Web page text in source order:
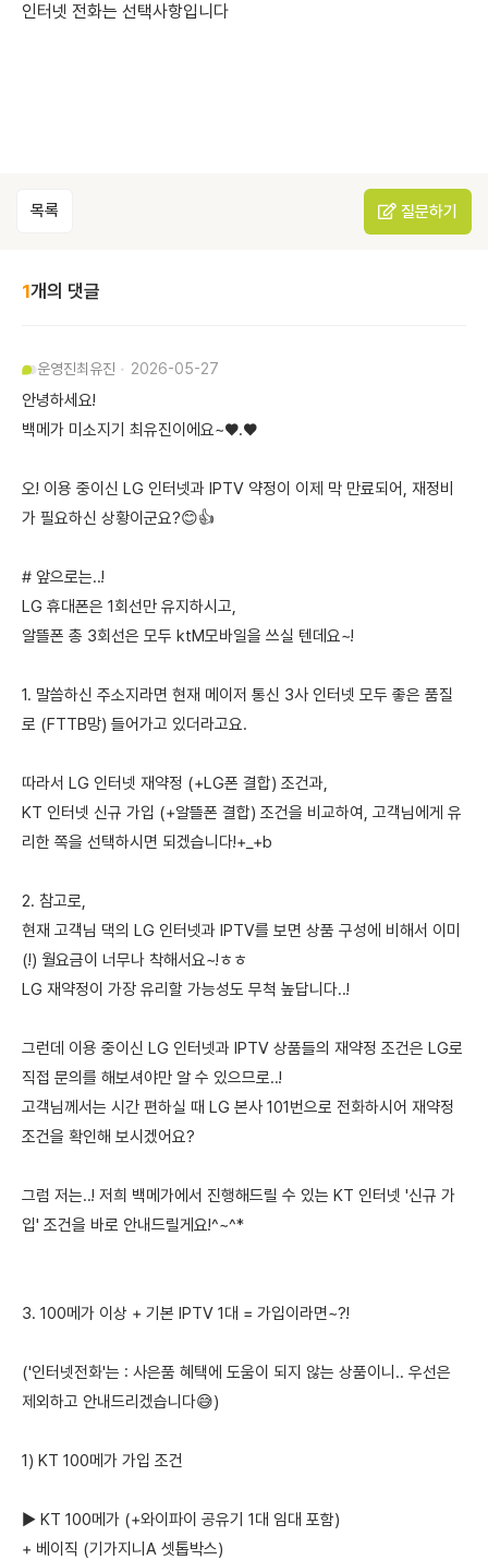
인터넷 전화는 선택사항입니다
목록 질문하기
1개의 댓글
운영진최유진 2026-05-27
안녕하세요!
백메가 미소지기 최유진이에요~♥.♥
오! 이용 중이신 LG 인터넷과 IPTV 약정이 이제 막 만료되어, 재정비
가 필요하신 상황이군요?😊👍
# 앞으로는..!
LG 휴대폰은 1회선만 유지하시고,
알뜰폰 총 3회선은 모두 ktM모바일을 쓰실 텐데요~!
1. 말씀하신 주소지라면 현재 메이저 통신 3사 인터넷 모두 좋은 품질
로 (FTTB망) 들어가고 있더라고요.
따라서 LG 인터넷 재약정 (+LG폰 결합) 조건과,
KT 인터넷 신규 가입 (+알뜰폰 결합) 조건을 비교하여, 고객님에게 유
리한 쪽을 선택하시면 되겠습니다!+_+b
2. 참고로,
현재 고객님 댁의 LG 인터넷과 IPTV를 보면 상품 구성에 비해서 이미
(!) 월요금이 너무나 착해서요~!ㅎㅎ
LG 재약정이 가장 유리할 가능성도 무척 높답니다..!
그런데 이용 중이신 LG 인터넷과 IPTV 상품들의 재약정 조건은 LG로
직접 문의를 해보셔야만 알 수 있으므로..!
고객님께서는 시간 편하실 때 LG 본사 101번으로 전화하시어 재약정
조건을 확인해 보시겠어요?
그럼 저는..! 저희 백메가에서 진행해드릴 수 있는 KT 인터넷 '신규 가
입' 조건을 바로 안내드릴게요!^~^*
3. 100메가 이상 + 기본 IPTV 1대 = 가입이라면~?!
('인터넷전화'는 : 사은품 혜택에 도움이 되지 않는 상품이니.. 우선은
제외하고 안내드리겠습니다😅)
1) KT 100메가 가입 조건
▶ KT 100메가 (+와이파이 공유기 1대 임대 포함)
+ 베이직 (기가지니A 셋톱박스)